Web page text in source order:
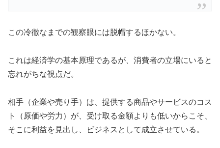
この冷徹なまでの観察眼には脱帽するほかない。
これは経済学の基本原理であるが、消費者の立場にいると
忘れがちな視点だ。
相手（企業や売り手）は、提供する商品やサービスのコス
ト（原価や労力）が、受け取る金額よりも低いからこそ、
そこに利益を見出し、ビジネスとして成立させている。